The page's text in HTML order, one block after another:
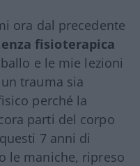
ora dal precedente
fisioterapica
e le mie lezioni
trauma sia
perché la
parti del corpo
7 anni di
le maniche, ripreso